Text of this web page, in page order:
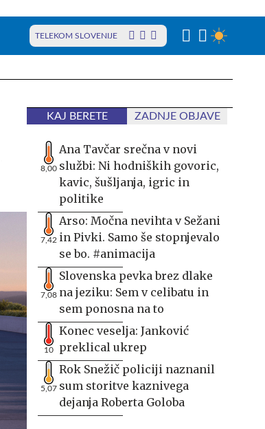
TELEKOM SLOVENIJE
KAJ BERETE ZADNJE OBJAVE
8,00
Ana Tavčar srečna v novi
službi: Ni hodniških govoric,
kavic, šušljanja, igric in
politike
7,42
Arso: Močna nevihta v Sežani
in Pivki. Samo še stopnjevalo
se bo. #animacija
7,08
Slovenska pevka brez dlake
na jeziku: Sem v celibatu in
sem ponosna na to
10
Konec veselja: Janković
preklical ukrep
5,07
Rok Snežič policiji naznanil
sum storitve kaznivega
dejanja Roberta Goloba